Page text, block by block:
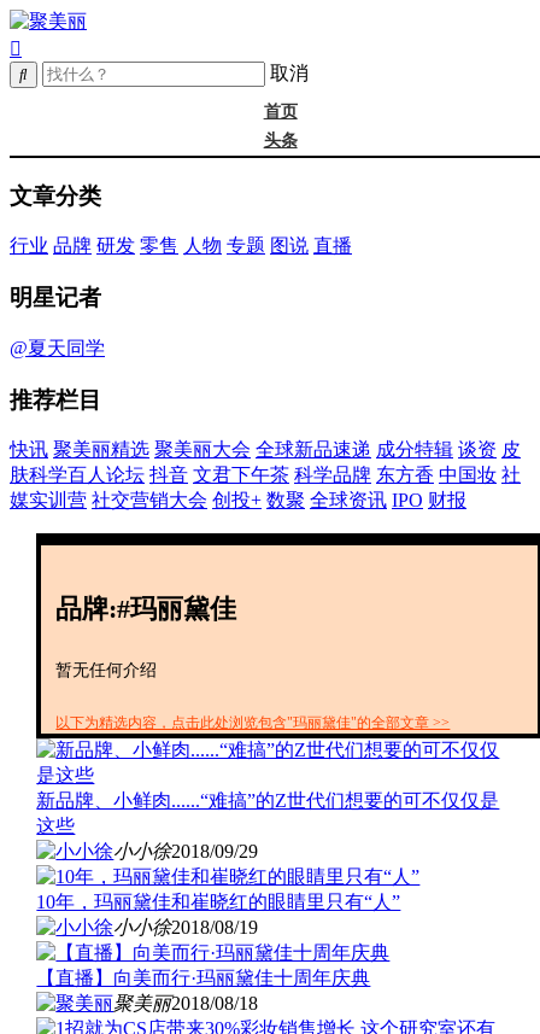
取消
首页
头条
成分
中国妆
实训营
创投+
文章分类
行业 品牌 研发 零售 人物 专题 图说 直播
明星记者
@夏天同学
推荐栏目
快讯 聚美丽精选 聚美丽大会 全球新品速递 成分特辑 谈资 皮
肤科学百人论坛 抖音 文君下午茶 科学品牌 东方香 中国妆 社
媒实训营 社交营销大会 创投+ 数聚 全球资讯 IPO 财报
品牌:#玛丽黛佳
暂无任何介绍
以下为精选内容，点击此处浏览包含"玛丽黛佳"的全部文章 >>
新品牌、小鲜肉......“难搞”的Z世代们想要的可不仅仅是
这些
小小徐2018/09/29
10年，玛丽黛佳和崔晓红的眼睛里只有“人”
小小徐2018/08/19
【直播】向美而行·玛丽黛佳十周年庆典
聚美丽2018/08/18